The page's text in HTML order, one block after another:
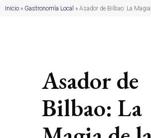
Inicio » Gastronomía Local » Asador de Bilbao: La
Asador de
Bilbao: La